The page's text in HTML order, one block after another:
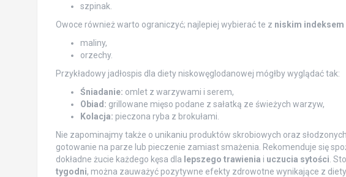
szpinak.
Owoce również warto ograniczyć; najlepiej wybierać te z niskim
maliny,
orzechy.
Przykładowy jadłospis dla diety niskowęglodanowej mógłby wyglądać tak:
Śniadanie: omlet z warzywami i serem,
Obiad: grillowane mięso podane z sałatką ze świeżych warzyw,
Kolacja: pieczona ryba z brokułami.
Nie zapominajmy także o unikaniu produktów skrobiowych oraz
gotowanie na parze lub pieczenie zamiast smażenia. Rekomenduje się
dokładne żucie każdego kęsa dla lepszego trawienia i uczucia sytości .
tygodni, można zauważyć pozytywne efekty zdrowotne wynikające z